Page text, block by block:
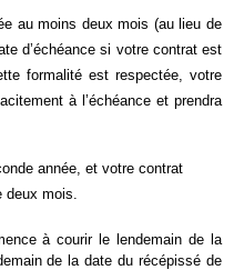
au moins deux mois (au lieu de
d’échéance si votre contrat est
formalité est respectée, votre
à l’échéance et prendra
année, et votre contrat
deux mois.
à courir le lendemain de la
de la date du récépissé de